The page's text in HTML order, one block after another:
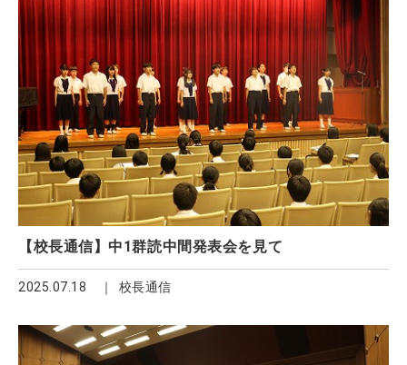
【校長通信】中1群読中間発表会を見て
2025.07.18 校長通信